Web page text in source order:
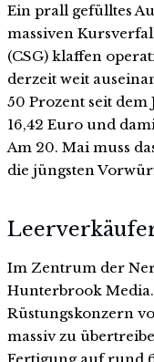
Ein prall gefülltes
massiven
(CSG) klaffen
derzeit weit
50 Prozent seit
16,42 Euro und
Am 20. Mai muss
die jüngsten
Im Zentrum der
Hunterbrook
Rüstungskonzern
massiv zu